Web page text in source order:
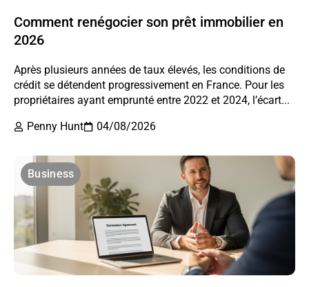
Comment renégocier son prêt immobilier en
2026
Après plusieurs années de taux élevés, les conditions de
crédit se détendent progressivement en France. Pour les
propriétaires ayant emprunté entre 2022 et 2024, l’écart...
Penny Hunt
04/08/2026
Business